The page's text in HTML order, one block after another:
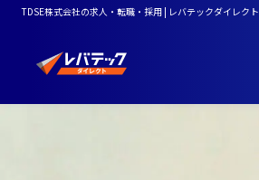
TDSE株式会社の求人・転職・採用 | レバテックダイレクト